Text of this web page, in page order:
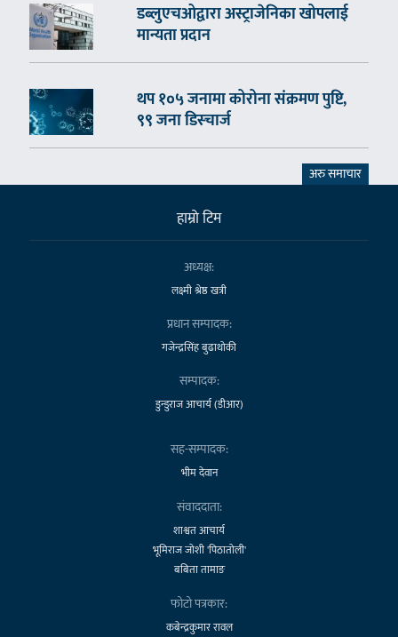
डब्लुएचओद्वारा अस्ट्राजेनिका खोपलाई
मान्यता प्रदान
थप १०५ जनामा कोरोना संक्रमण पुष्टि,
९९ जना डिस्चार्ज
अरु समाचार
हाम्राे टिम
अध्यक्ष:
लक्ष्मी श्रेष्ठ खत्री
प्रधान सम्पादक:
गजेन्द्रसिंह बुढाथोकी
सम्पादक:
डुन्डुराज आचार्य (डीआर)
सह-सम्पादक:
भीम देवान
संवाददाता:
शाश्वत आचार्य
भूमिराज जोशी 'पिठातोली'
बबिता तामाङ
फोटो पत्रकार:
कबेन्द्रकुमार रावल